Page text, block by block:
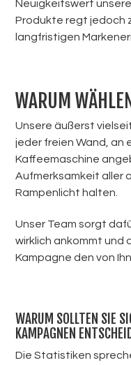
Neuigkeitswert
Produkte regt jedoch
langfristigen
WARUM
Unsere äußerst
jeder freien Wand, an
Kaffeemaschine
Aufmerksamkeit aller
Rampenlicht halten.
Unser Team sorgt
wirklich ankommt und
Kampagne den von
WARUM SOLLTEN SIE
KAMPAGNEN
Die Statistiken